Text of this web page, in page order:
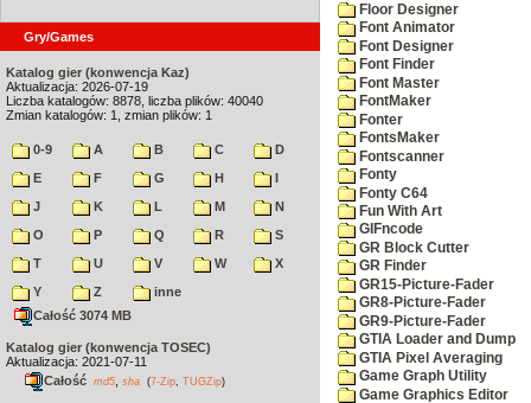
Gry/Games
Katalog gier (konwencja Kaz)
Aktualizacja: 2026-07-19
Liczba katalogów: 8878, liczba plików: 40040
Zmian katalogów: 1, zmian plików: 1
0-9 A B C
D
E
F G H
I
J
K L M
N
O
P Q R
S
T
U V W
X
Y
Z
inne
Całość 3074 MB
Katalog gier (konwencja TOSEC)
Aktualizacja: 2021-07-11
Całość md5 sha (7-Zip TUGZip)
Floor Designer
Font Animator
Font Designer
Font Finder
Font Master
FontMaker
Fonter
FontsMaker
Fontscanner
Fonty
Fonty C64
Fun With Art
GIFncode
GR Block Cutter
GR Finder
GR15-Picture-Fader
GR8-Picture-Fader
GR9-Picture-Fader
GTIA Loader and Dump
GTIA Pixel Averaging
Game Graph Utility
Game Graphics Editor